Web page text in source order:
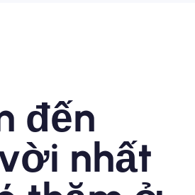
hoạch mua sắm
đến
nhất